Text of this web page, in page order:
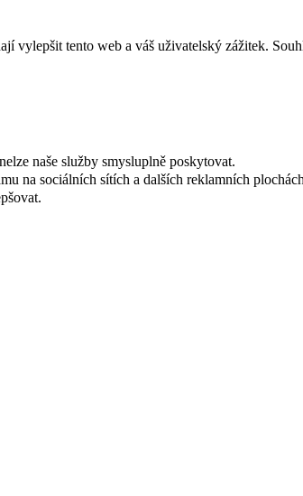
vylepšit tento web a váš uživatelský zážitek.
naše služby smysluplně poskytovat.
na sociálních sítích a dalších reklamních